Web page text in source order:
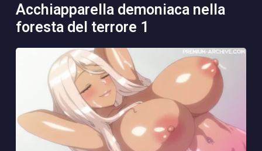
acchiapparella demoniaca nella
foresta del terrore 1